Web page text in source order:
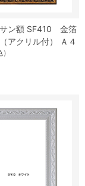
ン額 SF410 金箔
アクリル付） Ａ４